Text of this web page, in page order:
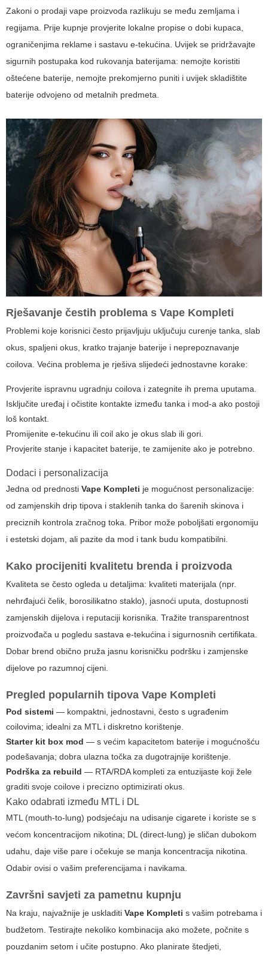
Zakoni o prodaji vape proizvoda razlikuju se među zemljama i
regijama. Prije kupnje provjerite lokalne propise o dobi kupaca,
ograničenjima reklame i sastavu e-tekućina. Uvijek se pridržavajte
sigurnih postupaka kod rukovanja baterijama: nemojte koristiti
oštećene baterije, nemojte prekomjerno puniti i uvijek skladištite
baterije odvojeno od metalnih predmeta.
Rješavanje čestih problema s Vape Kompleti
Problemi koje korisnici često prijavljuju uključuju curenje tanka, slab
okus, spaljeni okus, kratko trajanje baterije i neprepoznavanje
coilova. Većina problema je rješiva slijedeći jednostavne korake:
Provjerite ispravnu ugradnju coilova i zategnite ih prema uputama.
Isključite uređaj i očistite kontakte između tanka i mod-a ako postoji
loš kontakt.
Promijenite e-tekućinu ili coil ako je okus slab ili gori.
Provjerite stanje i kapacitet baterije, te zamijenite ako je potrebno.
Dodaci i personalizacija
Jedna od prednosti Vape Kompleti je mogućnost personalizacije:
od zamjenskih drip tipova i staklenih tanka do šarenih skinova i
preciznih kontrola zračnog toka. Pribor može poboljšati ergonomiju
i estetski dojam, ali pazite da mod i tank budu kompatibilni.
Kako procijeniti kvalitetu brenda i proizvoda
Kvaliteta se često ogleda u detaljima: kvaliteti materijala (npr.
nehrđajući čelik, borosilikatno staklo), jasnoći uputa, dostupnosti
zamjenskih dijelova i reputaciji korisnika. Tražite transparentnost
proizvođača u pogledu sastava e-tekućina i sigurnosnih certifikata.
Dobar brend obično pruža jasnu korisničku podršku i zamjenske
dijelove po razumnoj cijeni.
Pregled popularnih tipova Vape Kompleti
Pod sistemi — kompaktni, jednostavni, često s ugrađenim
coilovima; idealni za MTL i diskretno korištenje.
Starter kit box mod — s većim kapacitetom baterije i mogućnošću
podešavanja; dobra ulazna točka za dugotrajnije korištenje.
Podrška za rebuild — RTA/RDA kompleti za entuzijaste koji žele
graditi svoje coilove i precizno optimizirati okus.
Kako odabrati između MTL i DL
MTL (mouth-to-lung) podsjećaju na udisanje cigarete i koriste se s
većom koncentracijom nikotina; DL (direct-lung) je sličan dubokom
udahu, daje više pare i očekuje se manja koncentracija nikotina.
Odabir ovisi o vašim preferencijama i navikama.
Završni savjeti za pametnu kupnju
Na kraju, najvažnije je uskladiti Vape Kompleti s vašim potrebama i
budžetom. Testirajte nekoliko kombinacija ako možete, počnite s
pouzdanim setom i učite postupno. Ako planirate štedjeti,